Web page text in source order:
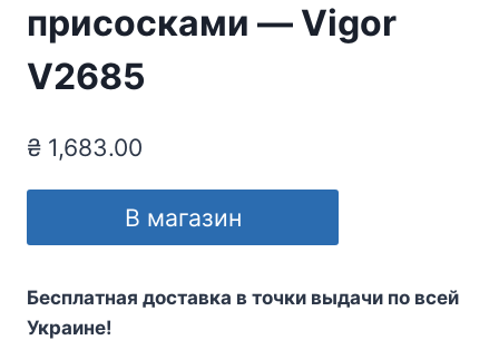
присосками — Vigor
V2685
₴ 1,683.00
В магазин
Бесплатная доставка в точки выдачи по всей
Украине!